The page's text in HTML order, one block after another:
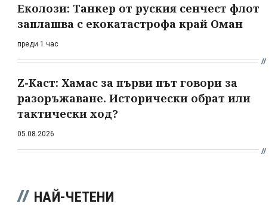
Еколози: Танкер от руския сенчест флот
заплашва с екокатастрофа край Оман
преди 1 час
Z-Каст: Хамас за първи път говори за
разоръжаване. Исторически обрат или
тактически ход?
05.08.2026
НАЙ-ЧЕТЕНИ